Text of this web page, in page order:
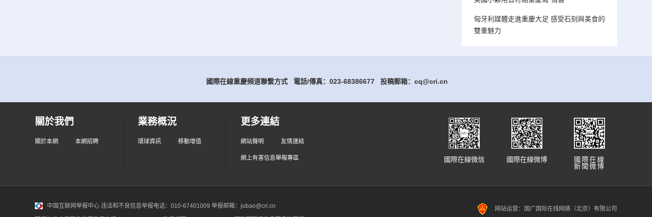
匈牙利媒體走進重慶大足 感受石刻與美食的
雙重魅力
國際在線重慶頻道聯繫方式 電話/傳真：023-68386677 投稿郵箱：cq@cri.cn
關於我們
關於本網 本網招聘
業務概況
環球資訊 移動增值
更多連結
網站聲明 友情連結
網上有害信息舉報專區
國際在線
新聞微博
國際在線微博
國際在線微信
中国互联网举报中心 违法和不良信息举报电话：010-67401009 举报邮箱：jubao@cri.cn
网站运营：国广国际在线网络（北京）有限公司